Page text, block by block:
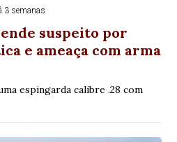
3 semanas
suspeito por
e ameaça com arma
espingarda calibre .28 com